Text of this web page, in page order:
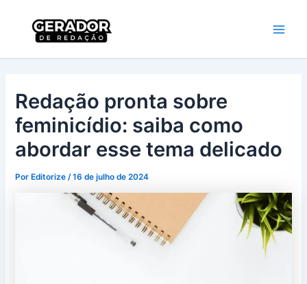
conteúdo
Redação pronta sobre
feminicídio: saiba como
abordar esse tema delicado
Por Editorize/16 de julho de 2024